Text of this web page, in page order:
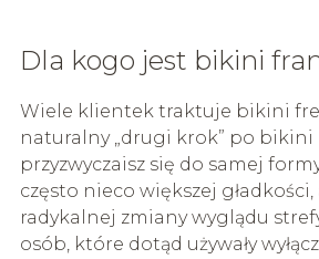
Dla kogo jest bikini
Wiele klientek traktuje bikini
naturalny „drugi krok” po bikini
przyzwyczaisz się do samej
często nieco większej gładkości,
radykalnej zmiany wyglądu
osób, które dotąd używały